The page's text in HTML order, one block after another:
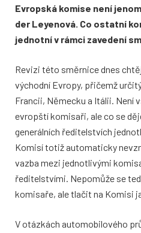
Evropská komise není
der Leyenová. Co ostatní
jednotní v rámci zavedení
Revizi této směrnice dnes
východní Evropy, přičemž
Francii, Německu a Itálii. Není
evropští komisaři, ale co se
generálních ředitelstvích
Komisí totiž automaticky
vazba mezi jednotlivými
ředitelstvími. Nepomůže se
komisaře, ale tlačit na Komisi
V otázkách automobilového